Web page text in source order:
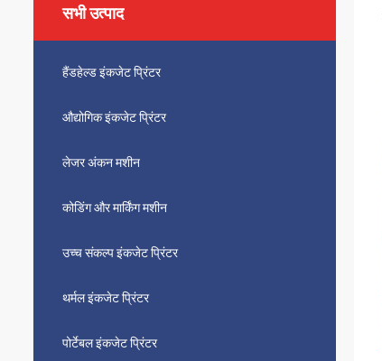
सभी उत्पाद
हैंडहेल्ड इंकजेट प्रिंटर
औद्योगिक इंकजेट प्रिंटर
लेजर अंकन मशीन
कोडिंग और मार्किंग मशीन
उच्च संकल्प इंकजेट प्रिंटर
थर्मल इंकजेट प्रिंटर
पोर्टेबल इंकजेट प्रिंटर